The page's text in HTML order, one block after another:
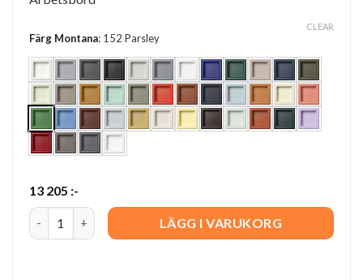
Färg Montana: 152 Parsley
CLEAR
13 205 :-
Monterey X80160 quantityLÄGG I VARUKORG